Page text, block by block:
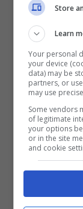
a
Le
Dall’Ara
Italianoha
4-2-3-1. In
difenderà i
davanti a
Miranda, tra
Store
Learn
Your personal
your device
data) may be
partners, or
may use
Some vendors
of legitimate
your options
or in the site
and cookie